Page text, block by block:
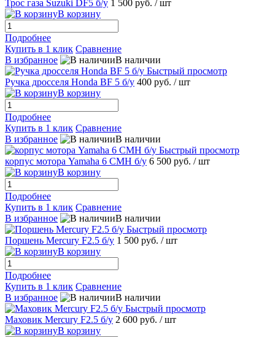
Трос газа Suzuki DF5 б/у 1 500 руб. / шт
В корзину
Подробнее
Купить в 1 клик Сравнение
В избранное
В наличии
Быстрый просмотр
Ручка дросселя Hondа BF 5 б/у 400 руб. / шт
В корзину
Подробнее
Купить в 1 клик Сравнение
В избранное
В наличии
Быстрый просмотр
корпус мотора Yamahа 6 CMH б/у 6 500 руб. / шт
В корзину
Подробнее
Купить в 1 клик Сравнение
В избранное
В наличии
Быстрый просмотр
Поршень Mеrcury F2.5 б/у 1 500 руб. / шт
В корзину
Подробнее
Купить в 1 клик Сравнение
В избранное
В наличии
Быстрый просмотр
Маховик Mеrcury F2.5 б/у 2 600 руб. / шт
В корзину